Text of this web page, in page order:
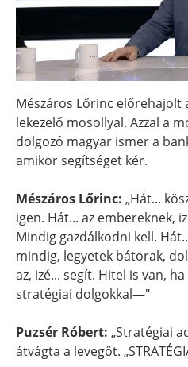
Mészáros Lőrinc előrehajolt
lekezelő mosollyal. Azzal a
dolgozó magyar ismer a
amikor segítséget kér.
Mészáros Lőrinc: „Hát...
igen. Hát... az embereknek,
Mindig gazdálkodni kell.
mindig, legyetek bátorak,
az, izé... segít. Hitel is van,
stratégiai dolgokkal—"
Puzsér Róbert: „Stratégiai
átvágta a levegőt.